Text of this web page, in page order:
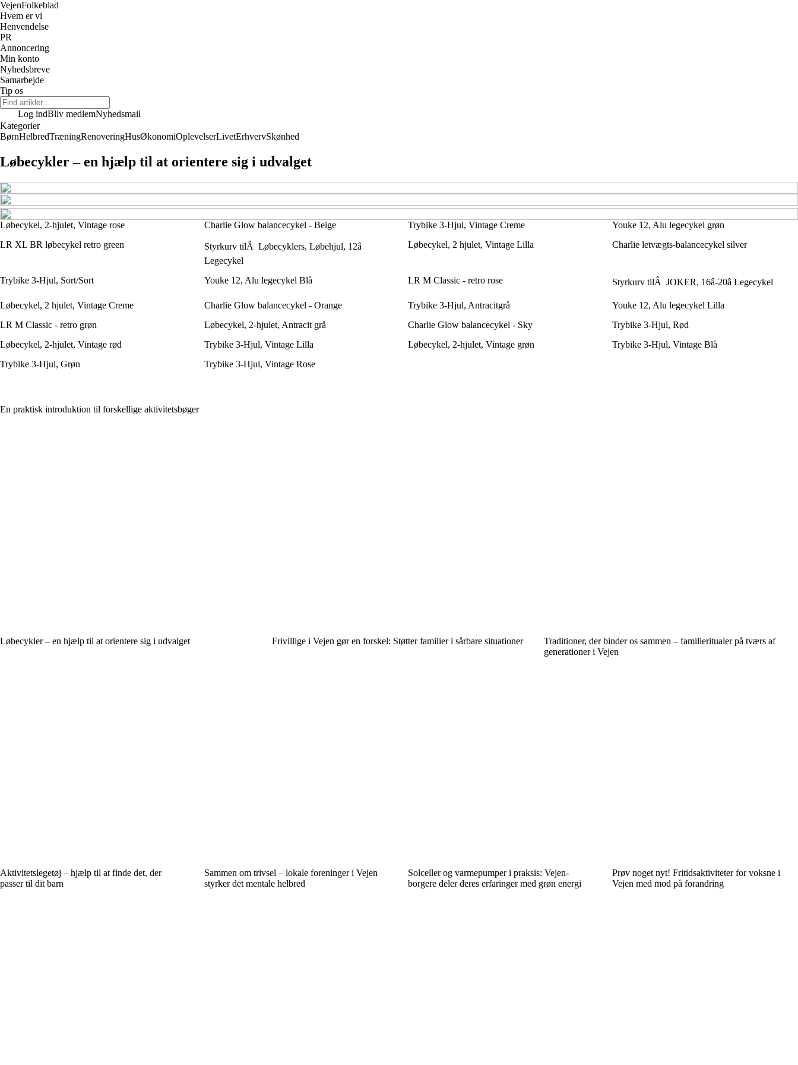
VejenFolkeblad
Hvem er vi
Henvendelse
PR
Annoncering
Min konto
Nyhedsbreve
Samarbejde
Tip os
Log indBliv medlemNyhedsmail
Kategorier
BørnHelbredTræningRenoveringHusØkonomiOplevelserLivetErhvervSkønhed
Løbecykler – en hjælp til at orientere sig i udvalget
Løbecykel, 2-hjulet, Vintage rose Charlie Glow balancecykel - Beige Trybike 3-Hjul, Vintage Creme
Youke 12, Alu legecykel grøn
LR XL BR løbecykel retro green
Styrkurv tilÂ Løbecyklers, Løbehjul, 12â
Legecykel
Løbecykel, 2 hjulet, Vintage Lilla Charlie letvægts-balancecykel silver
Trybike 3-Hjul, Sort/Sort Youke 12, Alu legecykel Blå LR M Classic - retro rose Styrkurv tilÂ JOKER, 16â-20â Legecykel
Løbecykel, 2 hjulet, Vintage Creme Charlie Glow balancecykel - Orange Trybike 3-Hjul, Antracitgrå
Youke 12, Alu legecykel Lilla
LR M Classic - retro grøn
Løbecykel, 2-hjulet, Antracit grå Charlie Glow balancecykel - Sky
Trybike 3-Hjul, Rød
Løbecykel, 2-hjulet, Vintage rød
Trybike 3-Hjul, Vintage Lilla Løbecykel, 2-hjulet, Vintage grøn
Trybike 3-Hjul, Vintage Blå
Trybike 3-Hjul, Grøn
Trybike 3-Hjul, Vintage Rose
En praktisk introduktion til forskellige aktivitetsbøger
Løbecykler – en hjælp til at orientere sig i udvalget Frivillige i Vejen gør en forskel: Støtter familier i sårbare situationer
Traditioner, der binder os sammen – familieritualer på tværs af
generationer i Vejen
Aktivitetslegetøj – hjælp til at finde det, der
passer til dit barn
Sammen om trivsel – lokale foreninger i Vejen
styrker det mentale helbred
Solceller og varmepumper i praksis: Vejen-
borgere deler deres erfaringer med grøn energi
Prøv noget nyt! Fritidsaktiviteter for voksne i
Vejen med mod på forandring